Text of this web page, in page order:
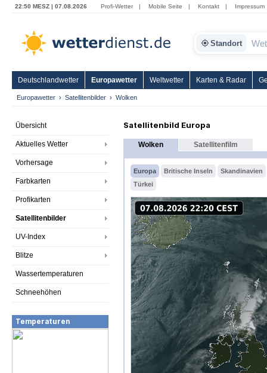
22:50 MESZ | 07.08.2026 Profi-Wetter | Mobile Seite | Kontakt | Impressum
Standort
Deutschlandwetter Europawetter Weltwetter Karten & Radar
Europawetter Satellitenbilder Wolken
Übersicht
Aktuelles Wetter
Vorhersage
Farbkarten
Profikarten
Satellitenbilder
UV-Index
Blitze
Wassertemperaturen
Schneehöhen
Temperaturen
Satellitenbild Europa
Wolken Satellitenfilm
Europa Britische Inseln
Skandinavien
Türkei